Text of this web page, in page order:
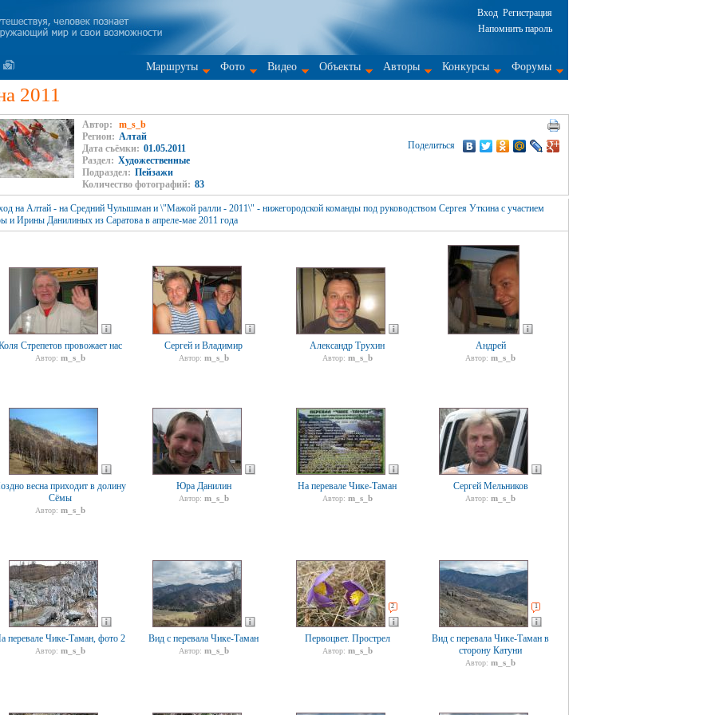
Вход Регистрация
Напомнить пароль
Маршруты Фото Видео Объекты Авторы Конкурсы Форумы
2011
Автор:
m_s_b
Регион: Алтай
Дата съёмки: 01.05.2011
Раздел: Художественные
Подраздел: Пейзажи
Количество фотографий: 83
Поделиться
на Алтай - на Средний Чулышман и \"Мажой ралли - 2011\" - нижегородской команды под руководством Сергея Уткина с участием
и Ирины Данилиных из Саратова в апреле-мае 2011 года
Стрепетов провожает нас
Автор: m_s_b
Сергей и Владимир
Автор: m_s_b
Александр Трухин
Автор: m_s_b
Андрей
Автор: m_s_b
весна приходит в долину
Сёмы
Автор: m_s_b
Юра Данилин
Автор: m_s_b
На перевале Чике-Таман
Автор: m_s_b
Сергей Мельников
Автор: m_s_b
перевале Чике-Таман, фото 2
Автор: m_s_b
Вид с перевала Чике-Таман
Автор: m_s_b
2
Первоцвет. Прострел
Автор: m_s_b
1
Вид с перевала Чике-Таман в
сторону Катуни
Автор: m_s_b